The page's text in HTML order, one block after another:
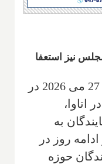
نیز استعفا
استیون گیلبو، فردا چهارشنبه 27 می 2026 در
اتاوا،
به
روز در
حوزه